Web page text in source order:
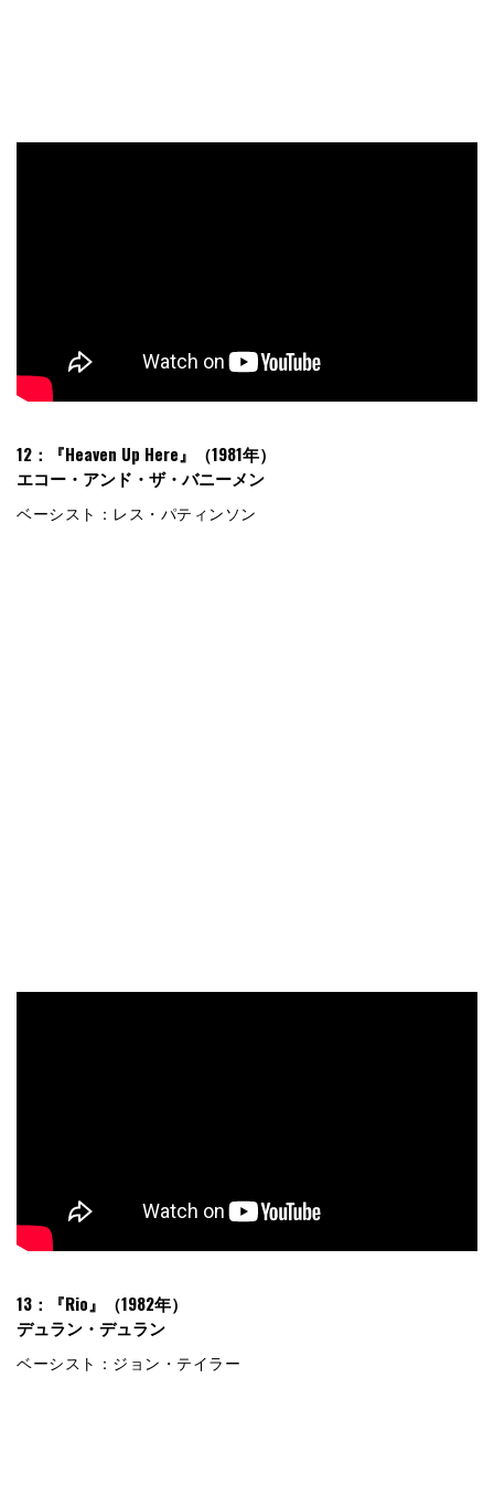
12：『Heaven Up Here』（1981年）
エコー・アンド・ザ・バニーメン
ベーシスト：レス・パティンソン
13：『Rio』（1982年）
デュラン・デュラン
ベーシスト：ジョン・テイラー